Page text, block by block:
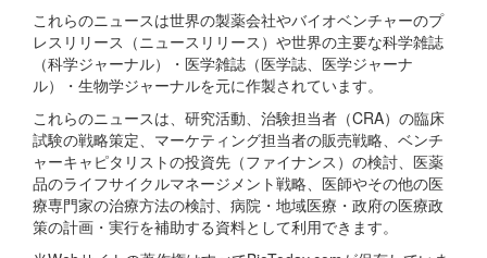
これらのニュースは世界の製薬会社やバイオベンチャーのプ
レスリリース（ニュースリリース）や世界の主要な科学雑誌
（科学ジャーナル）・医学雑誌（医学誌、医学ジャーナ
ル）・生物学ジャーナルを元に作製されています。
これらのニュースは、研究活動、治験担当者（CRA）の臨床
試験の戦略策定、マーケティング担当者の販売戦略、ベンチ
ャーキャピタリストの投資先（ファイナンス）の検討、医薬
品のライフサイクルマネージメント戦略、医師やその他の医
療専門家の治療方法の検討、病院・地域医療・政府の医療政
策の計画・実行を補助する資料として利用できます。